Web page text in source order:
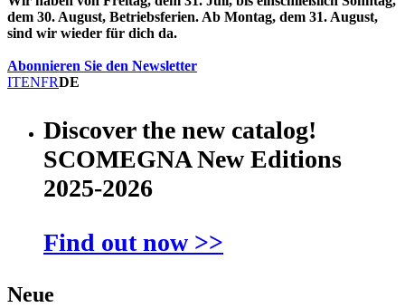
dem 30. August, Betriebsferien. Ab Montag, dem 31. August,
sind wir wieder für dich da.
Abonnieren Sie den Newsletter
ITENFRDE
Discover the new catalog!
SCOMEGNA New Editions
2025-2026
Find out now >>
Neue